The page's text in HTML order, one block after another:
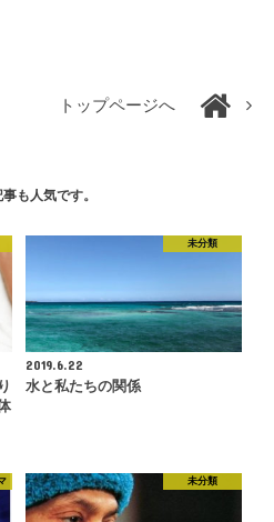
トップページへ
も人気です。
未分類
2019.6.22
水と私たちの関係
未分類